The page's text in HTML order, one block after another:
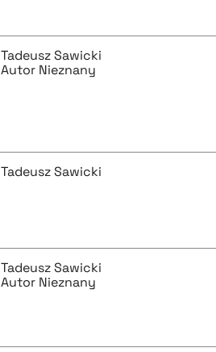
Tadeusz Sawicki
Autor Nieznany
Tadeusz Sawicki
Tadeusz Sawicki
Autor Nieznany